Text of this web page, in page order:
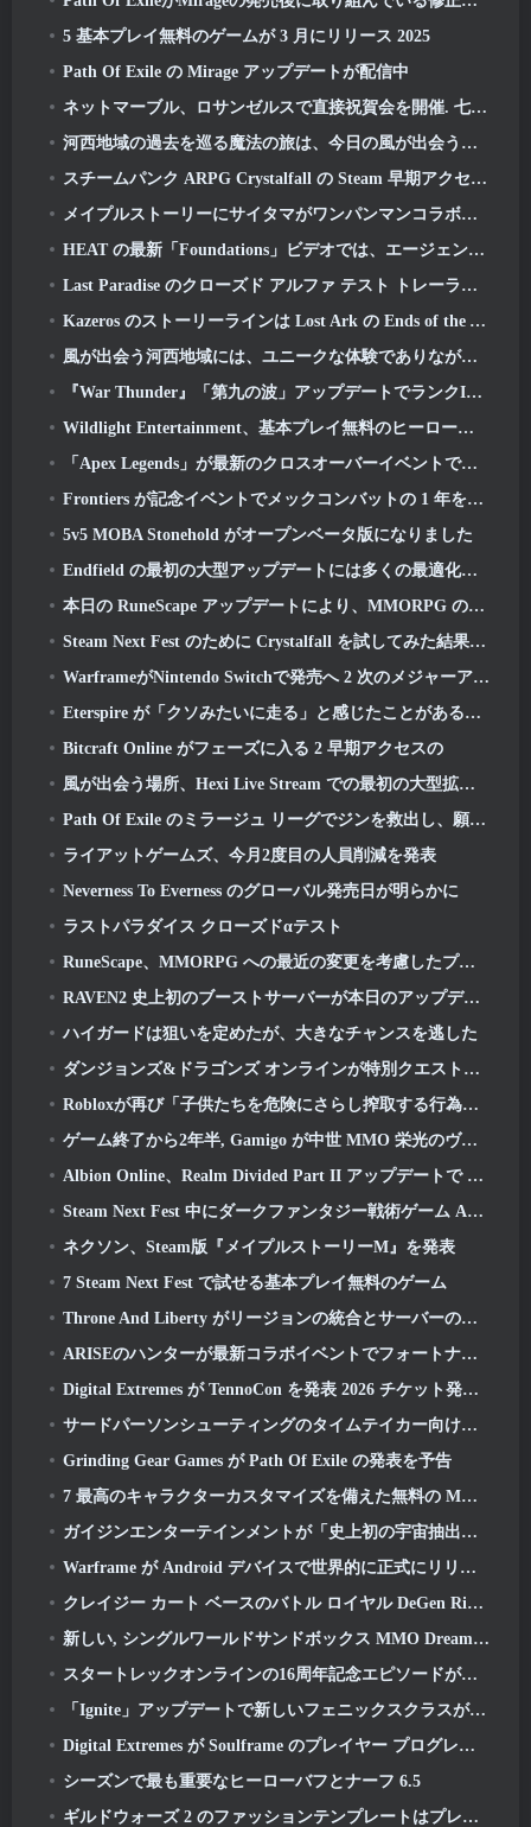
5 基本プレイ無料のゲームが 3 月にリリース 2025
Path Of Exile の Mirage アップデートが配信中
ネットマーブル、ロサンゼルスで直接祝賀会を開催. 七つの大罪以前: オリジンの起動
河西地域の過去を巡る魔法の旅は、今日の風が出会う場所から始まります
スチームパンク ARPG Crystalfall の Steam 早期アクセス日が発表
メイプルストーリーにサイタマがワンパンマンコラボイベントで登場
HEAT の最新「Foundations」ビデオでは、エージェントとタンクがどのように連携するかを説明しています
Last Paradise のクローズド アルファ テスト トレーラーは、ゾンビ黙示録を生き抜くことが実際にどのようなものかを思い出させます
Kazeros のストーリーラインは Lost Ark の Ends of the Abyss アップデートで終了します
風が出会う河西地域には、ユニークな体験でありながらプレーヤーが愛するものが今でも残っています
『War Thunder』「第九の波」アップデートでランクIXのジェット機が登場
Wildlight Entertainment、基本プレイ無料のヒーローシューター「Highguard」のサービス終了を発表
「Apex Legends」が最新のクロスオーバーイベントでガンダムユニバースに参戦
Frontiers が記念イベントでメックコンバットの 1 年を祝う
5v5 MOBA Stonehold がオープンベータ版になりました
Endfield の最初の大型アップデートには多くの最適化が含まれています
本日の RuneScape アップデートにより、MMORPG のオリジナルの戦闘スタイルを学びやすくなりました
Steam Next Fest のために Crystalfall を試してみた結果、これが学んだことです
WarframeがNintendo Switchで発売へ 2 次のメジャーアップデートに間に合うように, シャドウグラファー
Eterspire が「クソみたいに走る」と感じたことがあるなら, クリエイティブディレクターはもうそんなことはないと語る
Bitcraft Online がフェーズに入る 2 早期アクセスの
風が出会う場所、Hexi Live Stream での最初の大型拡張をご覧ください
Path Of Exile のミラージュ リーグでジンを救出し、願いを叶えましょう
ライアットゲームズ、今月2度目の人員削減を発表
Neverness To Everness のグローバル発売日が明らかに
ラストパラダイス クローズドαテスト
RuneScape、MMORPG への最近の変更を考慮したプレミア メンバーシップ モデルの調整を発表
RAVEN2 史上初のブーストサーバーが本日のアップデートで起動
ハイガードは狙いを定めたが、大きなチャンスを逃した
ダンジョンズ&ドラゴンズ オンラインが特別クエストと報酬で「Natural 20」周年を祝う
Robloxが再び「子供たちを危険にさらし搾取する行為」で訴えられていると報じられている
ゲーム終了から2年半, Gamigo が中世 MMO 栄光のヴィクティスの復活を予告
Albion Online、Realm Divided Part II アップデートで 2 つの主要な派閥戦争機能を導入
Steam Next Fest 中にダークファンタジー戦術ゲーム Annulus をプレイ
ネクソン、Steam版『メイプルストーリーM』を発表
7 Steam Next Fest で試せる基本プレイ無料のゲーム
Throne And Liberty がリージョンの統合とサーバーの統合を発表
ARISEのハンターが最新コラボイベントでフォートナイトに登場
Digital Extremes が TennoCon を発表 2026 チケット発売日
サードパーソンシューティングのタイムテイカー向けにクローズドベータテストが発表
Grinding Gear Games が Path Of Exile の発表を予告
7 最高のキャラクターカスタマイズを備えた無料の MMORPG ゲーム
ガイジンエンターテインメントが「史上初の宇宙抽出アクションゲーム」Star Wrathを公開
Warframe が Android デバイスで世界的に正式にリリースされる
クレイジー カート ベースのバトル ロイヤル DeGen Rivals は、おそらくあなたが組み合わせたくないものをすべて組み合わせています
新しい, シングルワールドサンドボックス MMO DreamWorld が Steam 早期アクセスに登場
スタートレックオンラインの16周年記念エピソードが「コラプション」アップデートの一環としてドロップされる
「Ignite」アップデートで新しいフェニックスクラスがAION Classic EUに登場
Digital Extremes が Soulframe のプレイヤー プログレッション システムの「大規模なリワーク」を発表
シーズンで最も重要なヒーローバフとナーフ 6.5
ギルドウォーズ 2 のファッションテンプレートはプレイヤーのフィードバックに基づいて作り直されています